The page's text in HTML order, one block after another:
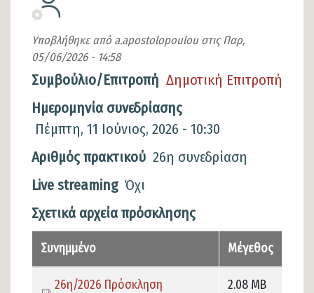
Υποβλήθηκε από a.apostolopoulouστιςΠαρ,
05/06/2026 - 14:58
Συμβούλιο/Επιτροπή Δημοτική Επιτροπή
Ημερομηνία συνεδρίασης
Πέμπτη, 11 Ιούνιος, 2026 - 10:30
Αριθμός πρακτικού 26η συνεδρίαση
Live streaming Όχι
Σχετικά αρχεία πρόσκλησης
Συνημμένο Μέγεθος
26η/2026 Πρόσκληση
2.08 MB